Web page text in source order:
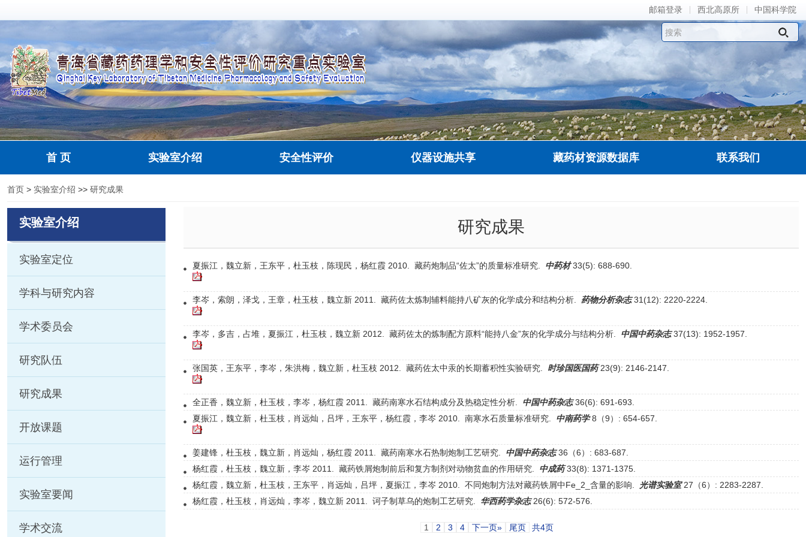
邮箱登录 西北高原所 中国科学院
首 页 实验室介绍 安全性评价 仪器设施共享 藏药材资源数据库 联系我们
首页 > 实验室介绍 >> 研究成果
实验室介绍
实验室定位
学科与研究内容
学术委员会
研究队伍
研究成果
开放课题
运行管理
实验室要闻
学术交流
研究成果
夏振江，魏立新，王东平，杜玉枝，陈现民，杨红霞 2010. 藏药炮制品“佐太”的质量标准研究. 中药材33(5): 688-690.
李岑，索朗，泽戈，王章，杜玉枝，魏立新 2011. 藏药佐太炼制辅料能持八矿灰的化学成分和结构分析. 药物分析杂志31(12): 2220-2224.
李岑，多吉，占堆，夏振江，杜玉枝，魏立新 2012. 藏药佐太的炼制配方原料“能持八金”灰的化学成分与结构分析. 中国中药杂志37(13): 1952-1957.
张国英，王东平，李岑，朱洪梅，魏立新，杜玉枝 2012. 藏药佐太中汞的长期蓄积性实验研究. 时珍国医国药23(9): 2146-2147.
全正香，魏立新，杜玉枝，李岑，杨红霞 2011. 藏药南寒水石结构成分及热稳定性分析. 中国中药杂志36(6): 691-693.
夏振江，魏立新，杜玉枝，肖远灿，吕坪，王东平，杨红霞，李岑 2010. 南寒水石质量标准研究. 中南药学8（9）: 654-657.
姜建锋，杜玉枝，魏立新，肖远灿，杨红霞 2011. 藏药南寒水石热制炮制工艺研究. 中国中药杂志36（6）: 683-687.
杨红霞，杜玉枝，魏立新，李岑 2011. 藏药铁屑炮制前后和复方制剂对动物贫血的作用研究. 中成药33(8): 1371-1375.
杨红霞，魏立新，杜玉枝，王东平，肖远灿，吕坪，夏振江，李岑 2010. 不同炮制方法对藏药铁屑中Fe_2_含量的影响. 光谱实验室27（6）: 2283-2287.
杨红霞，杜玉枝，肖远灿，李岑，魏立新 2011. 诃子制草乌的炮制工艺研究. 华西药学杂志26(6): 572-576.
1 2 3 4 下一页» 尾页 共4页